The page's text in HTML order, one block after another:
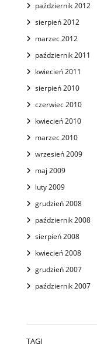
październik 2012
sierpień 2012
marzec 2012
październik 2011
kwiecień 2011
sierpień 2010
czerwiec 2010
kwiecień 2010
marzec 2010
wrzesień 2009
maj 2009
luty 2009
grudzień 2008
październik 2008
sierpień 2008
kwiecień 2008
grudzień 2007
październik 2007
TAGI